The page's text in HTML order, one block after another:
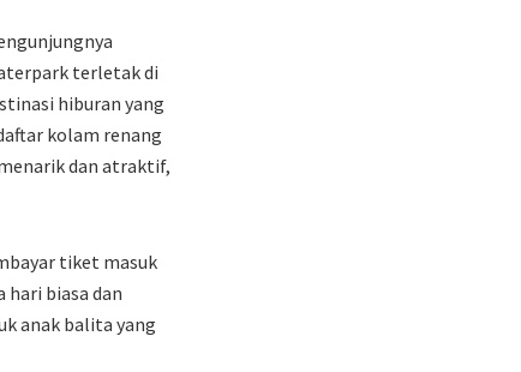
terletak di
hiburan yang
kolam renang
dan atraktif,
tiket masuk
hari biasa dan
anak balita yang